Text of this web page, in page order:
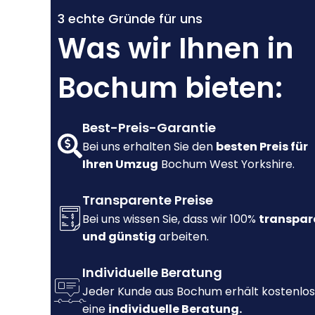
3 echte Gründe für uns
Was wir Ihnen in
Bochum bieten:
Best-Preis-Garantie
Bei uns erhalten Sie den besten Preis für
Ihren Umzug Bochum West Yorkshire.
Transparente Preise
Bei uns wissen Sie, dass wir 100%
und günstig arbeiten.
Individuelle Beratung
Jeder Kunde aus Bochum erhält kostenlos
eine individuelle Beratung.